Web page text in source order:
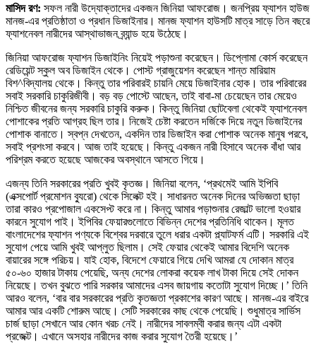
মাসিদ রণ: সফল নারী উদ্যোক্তাদের একজন জিনিয়া আফরোজ। জনপ্রিয় ফ্যাশন হাউজ
মানজ-এর প্রতিষ্ঠাতা ও প্রধান ডিজাইনার। মানজ ফ্যাশন হাউসটি মাত্র সাড়ে তিন বছরে
ফ্যাশনেবল নারীদের আস্থাভাজন ব্র্যান্ড হয়ে উঠেছে।
জিনিয়া আফরোজ ফ্যাশন ডিজাইনিং নিয়েই পড়াশুনা করেছেন। ডিপ্লোমা কোর্স করেছেন
রেডিয়েন্ট স্কুল অব ডিজাইন থেকে। পোস্ট গ্রাজুয়েশন করেছেন শান্ত মারিয়াম
বিশ^বিদ্যালয় থেকে। কিন্তু তার পরিবারই চায়নি মেয়ে ডিজাইনার হোক। তার পরিবারের
সবাই সরকারি চাকুরিজীবী। বড় বড় পোস্টে আছেন, তাই বাবা-মা চেয়েছেন তার মেয়েও
নিশ্চিত জীবনের জন্য সরকারি চাকুরি করুক। কিন্তু জিনিয়া ছোটবেলা থেকেই ফ্যাশনেবল
পোশাকের প্রতি আগ্রহ ছিল তার। নিজেই চেষ্টা করতেন দর্জিকে দিয়ে নতুন ডিজাইনের
পোশাক বানাতে। স্বপ্ন দেখতেন, একদিন তার ডিজাইন করা পোশাক অনেক মানুষ পরবে,
সবাই প্রশংসা করবে। আজ তাই হয়েছে। কিন্তু একজন নারী হিসাবে অনেক বাঁধা আর
পরিশ্রম করতে হয়েছে আজকের অবস্থানে আসতে গিয়ে।
এজন্য তিনি সরকারের প্রতি খুবই কৃতজ্ঞ। জিনিয়া বলেন, ‘প্রথমেই আমি ইপিবি
(এক্সপোর্ট প্রমোশন ব্যুরো) থেকে সিলেক্ট হই। সাধারনত অনেক দিনের অভিজ্ঞতা ছাড়া
তারা কারও প্রপোজাল একসেপ্ট করে না। কিন্তু আমার পড়াশুনার রেজাল্ট ভালো হওয়ার
কারনে সুযোগ পাই। ইপিবির ফেয়ারগুলোতে বিভিন্ন দেশের প্রতিনিধি থাকেন। মূলত
বাংলাদেশের ফ্যাশন পণ্যকে বিশ্বের দরবারে তুলে ধরার একটা প্ল্যাটফর্ম এটি। সরকারি এই
সুযোগ পেয়ে আমি খুবই আপ্লুত ছিলাম। সেই ফেয়ার থেকেই আমার বিদেশি অনেক
বায়ারের সঙ্গে পরিচয়। যাই হোক, বিদেশে ফেয়ারে গিয়ে দেখি আমরা যে দোকান মাত্র
৫০-৬০ হাজার টাকায় পেয়েছি, অন্য দেশের লোকরা কয়েক লাখ টাকা দিয়ে সেই দোকন
নিয়েছে। তখন বুঝতে পারি সরকার আমাদের এসব জায়গায় কতোটা সুযোগ দিচ্ছে।’ তিনি
আরও বলেন, ‘বার বার সরকারের প্রতি কৃতজ্ঞতা প্রকাশের কারণ আছে। মানজ-এর বাইরে
আমার আর একটি শোরুম আছে। সেটি সরকারের কাছ থেকে পেয়েছি। শুধুমাত্র সার্ভিস
চার্জ ছাড়া সেখানে আর কোন খরচ নেই। নারীদের সাবলম্বী করার জন্য এটা একটা
প্রজেক্ট। এখানে অসহার নারীদের কাজ করার সুযোগ তৈরী হয়েছে।’